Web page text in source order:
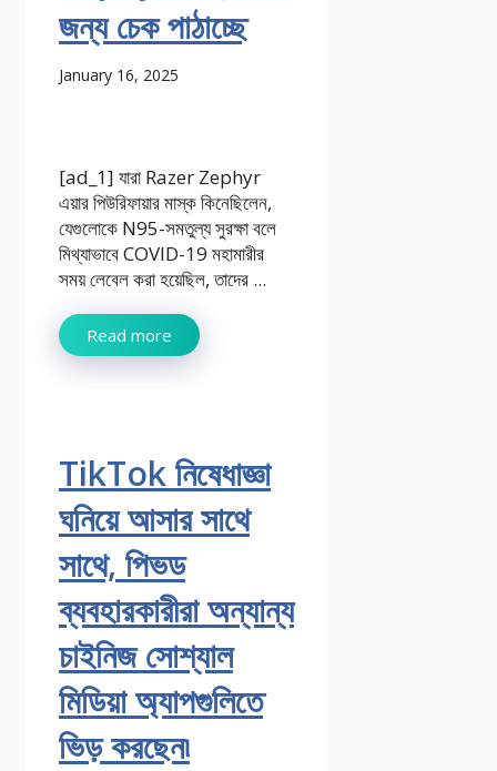
জন্য চেক পাঠাচ্ছে
January 16, 2025
[ad_1] যারা Razer Zephyr
এয়ার পিউরিফায়ার মাস্ক কিনেছিলেন,
যেগুলোকে N95-সমতুল্য সুরক্ষা বলে
মিথ্যাভাবে COVID-19 মহামারীর
সময় লেবেল করা হয়েছিল, তাদের ...
Read more
TikTok নিষেধাজ্ঞা
ঘনিয়ে আসার সাথে
সাথে, পিভড
ব্যবহারকারীরা অন্যান্য
চাইনিজ সোশ্যাল
মিডিয়া অ্যাপগুলিতে
ভিড় করছেন৷